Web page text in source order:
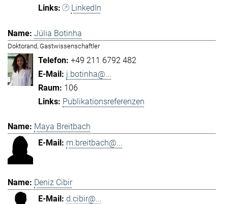
LinkedIn
Júlia Botinha
Doktorand, Gastwissenschaftler
+49 211 6792 482
j.botinha@...
106
Publikationsreferenzen
Maya Breitbach
m.breitbach@...
Deniz Cibir
d.cibir@...